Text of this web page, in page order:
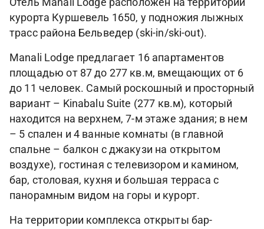
Отель Manali Lodge расположен на территории
курорта Куршевель 1650, у подножия лыжных
трасс района Бельведер (ski-in/ski-out).
Manali Lodge предлагает 16 апартаментов
площадью от 87 до 277 кв.м, вмещающих от 6
до 11 человек. Самый роскошный и просторный
вариант – Kinabalu Suite (277 кв.м), который
находится на верхнем, 7-м этаже здания; в нем
– 5 спален и 4 ванные комнаты (в главной
спальне – балкон с джакузи на открытом
воздухе), гостиная с телевизором и камином,
бар, столовая, кухня и большая терраса с
панорамным видом на горы и курорт.
На территории комплекса открыты бар-